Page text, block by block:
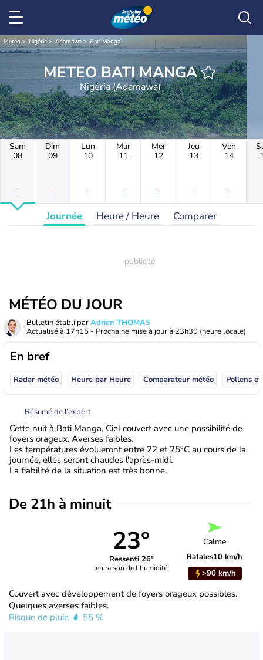
Météo Nigéria Adamawa Bati Manga
METEO BATI MANGA
Nigéria (Adamawa)
Sam
08
-
-
Dim
09
-
-
Lun
10
-
-
Mar
11
-
-
Mer
12
-
-
Jeu
13
-
-
Ven
14
-
-
Journée Heure / Heure Comparer
MÉTÉO DU JOUR
Bulletin établi parAdrien THOMAS
Actualisé à 17h15 - Prochaine mise à jour à 23h30 (heure locale)
En bref
Radar météo Heure par Heure Comparateur météo Pollens
Résumé de l’expert
Cette nuit à Bati Manga, Ciel couvert avec une possibilité de
foyers orageux. Averses faibles.
Les températures évolueront entre 22 et 25°C au cours de la
journée, elles seront chaudes l'après-midi.
La fiabilité de la situation est très bonne.
De 21h à minuit
23°
Ressenti 26°
en raison de l'humidité
Calme
Rafales10 km/h
>90 km/h
Couvert avec développement de foyers orageux possibles.
Quelques averses faibles.
Risque de pluie
55 %